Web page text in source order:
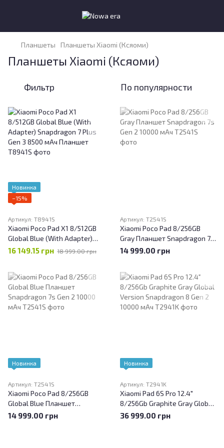
Планшеты Планшеты Xiaomi (Ксяоми)
Планшеты Xiaomi (Ксяоми)
Фильтр По популярности
Новинка
−15%
Артикул: T8941S
Xiaomi Poco Pad X1 8/512GB
Global Blue (With Adapter)
Snapdragon 7 Plus Gen 3 8500
16 149.15 грн 18 999.00 грн
Артикул: T2541S
Xiaomi Poco Pad 8/256GB
Gray Планшет Snapdragon 7s
Gen 2 10000 мАч
14 999.00 грн
Новинка
Артикул: T2541S
Xiaomi Poco Pad 8/256GB
Global Blue Планшет
Snapdragon 7s Gen 2 10000
14 999.00 грн
Новинка
Артикул: T2941K
Xiaomi Pad 6S Pro 12.4"
8/256Gb Graphite Gray Global
Version Snapdragon 8 Gen 2
36 999.00 грн